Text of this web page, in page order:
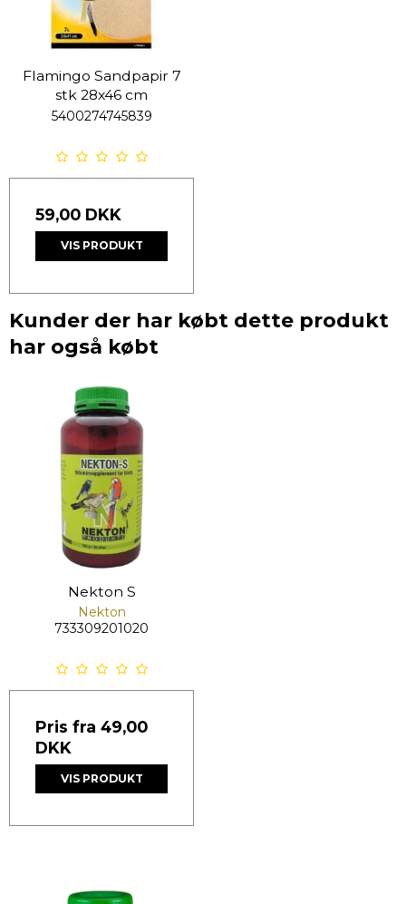
Flamingo Sandpapir 7
stk 28x46 cm
5400274745839
59,00 DKK
VIS PRODUKT
Kunder der har købt dette produkt
har også købt
Nekton S
Nekton
733309201020
Pris fra 49,00
DKK
VIS PRODUKT